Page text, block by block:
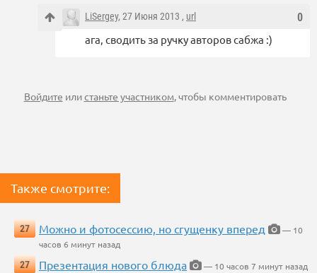
0
LiSergey, 27 Июня 2013 , url
ага, сводить за ручку авторов сабжа :)
Войдите илистаньте участником, чтобы комментировать
Также смотрите:
27 Можно и фотосессию, но сгущенку вперед
— 10
часов 6 минут назад
27
Презентация нового блюда
— 10 часов 7 минут назад